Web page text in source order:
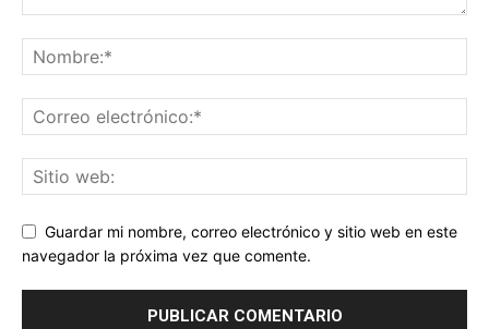
Guardar mi nombre, correo electrónico y sitio web en este
navegador la próxima vez que comente.